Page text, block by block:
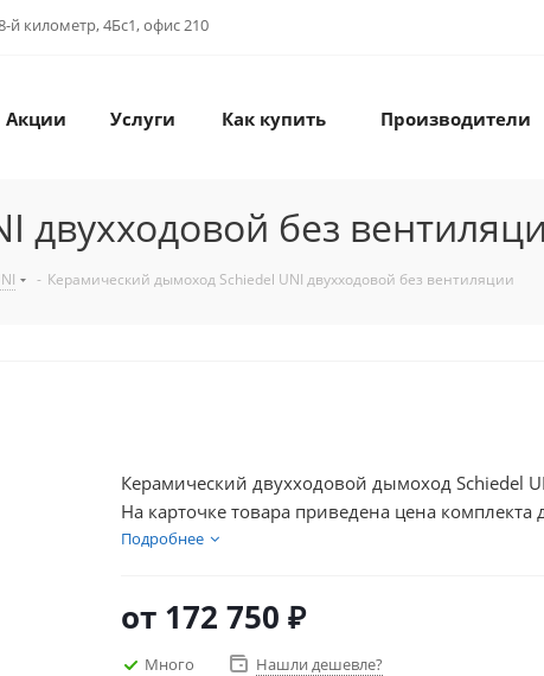
й километр, 4Бс1, офис 210
Акции Услуги Как купить Производители
двухходовой без
- Керамический дымоход Schiedel UNI двухходовой без вентиляции
Керамический двухходовой дымоход Schiedel
На карточке товара приведена цена комплекта
керамики с двумя дымоходными каналами без
Подробнее
от 172 750 ₽
Много Нашли дешевле?